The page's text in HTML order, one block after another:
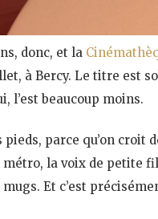
donc, et la
à Bercy. Le titre est
l’est beaucoup moins.
parce qu’on croit
métro, la voix de petite
Et c’est